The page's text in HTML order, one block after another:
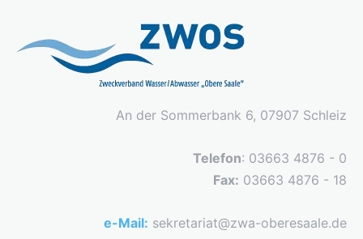
An der Sommerbank 6, 07907 Schleiz
Telefon: 03663 4876 - 0
Fax: 03663 4876 - 18
e-Mail: sekretariat@zwa-oberesaale.de